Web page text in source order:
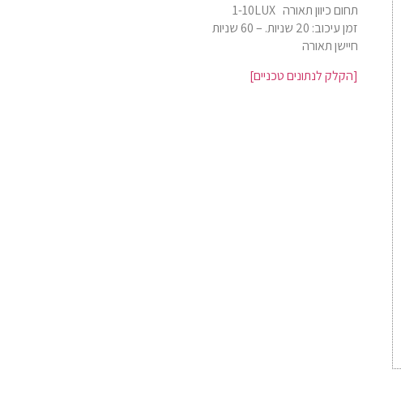
תחום כיוון תאורה 1-10LUX
זמן עיכוב: 20 שניות. – 60 שניות
חיישן תאורה
[הקלק לנתונים טכניים]